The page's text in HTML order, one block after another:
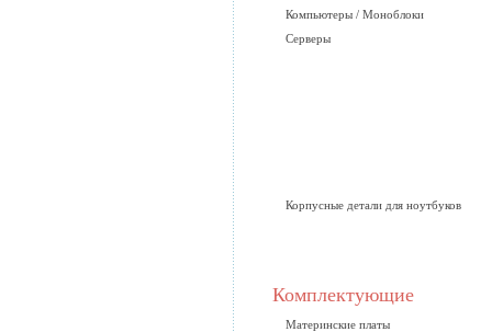
Компьютеры / Моноблоки
Серверы
Корпусные детали для ноутбуков
Комплектующие
Материнские платы